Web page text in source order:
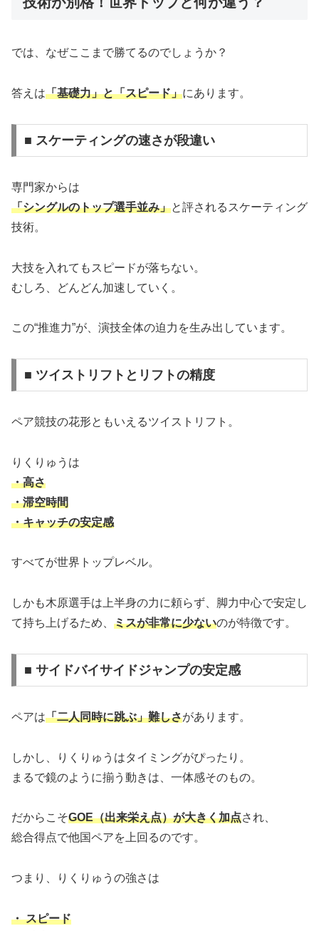
では、なぜここまで勝てるのでしょうか？
答えは「基礎力」と「スピード」にあります。
■ スケーティングの速さが段違い
専門家からは
「シングルのトップ選手並み」と評されるスケーティング
技術。
大技を入れてもスピードが落ちない。
むしろ、どんどん加速していく。
この“推進力”が、演技全体の迫力を生み出しています。
■ ツイストリフトとリフトの精度
ペア競技の花形ともいえるツイストリフト。
りくりゅうは
・高さ
・滞空時間
・キャッチの安定感
すべてが世界トップレベル。
しかも木原選手は上半身の力に頼らず、脚力中心で安定し
て持ち上げるため、 ミスが非常に少ないのが特徴です。
■ サイドバイサイドジャンプの安定感
ペアは「二人同時に跳ぶ」難しさがあります。
しかし、りくりゅうはタイミングがぴったり。
まるで鏡のように揃う動きは、一体感そのもの。
だからこそGOE（出来栄え点）が大きく加点され、
総合得点で他国ペアを上回るのです。
つまり、りくりゅうの強さは
・ スピード